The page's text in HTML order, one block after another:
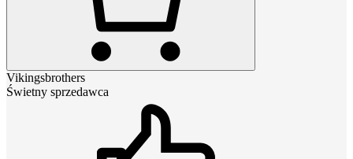
Vikingsbrothers
Świetny sprzedawca